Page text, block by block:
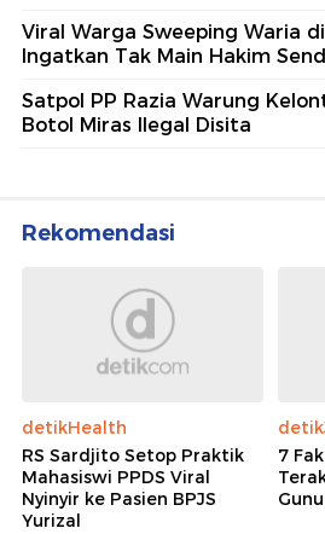
Viral Warga Sweeping Waria
Ingatkan Tak Main Hakim
Satpol PP Razia Warung
Botol Miras Ilegal Disita
Rekomendasi
detikHealth
RS Sardjito Setop Praktik
Mahasiswi PPDS Viral
Nyinyir ke Pasien BPJS
Yurizal
7